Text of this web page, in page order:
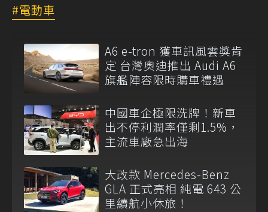
電動車
A6 e-tron 獲車訊風雲獎肯
定 台灣奧迪推出 Audi A6
旗艦陣容限時購車禮遇
中國車企極限洗牌！新車
出不停利潤率僅剩1.5%，
主流車廠急出海
大改款 Mercedes-Benz
GLA 正式亮相 純電 643 公
里續航小休旅！